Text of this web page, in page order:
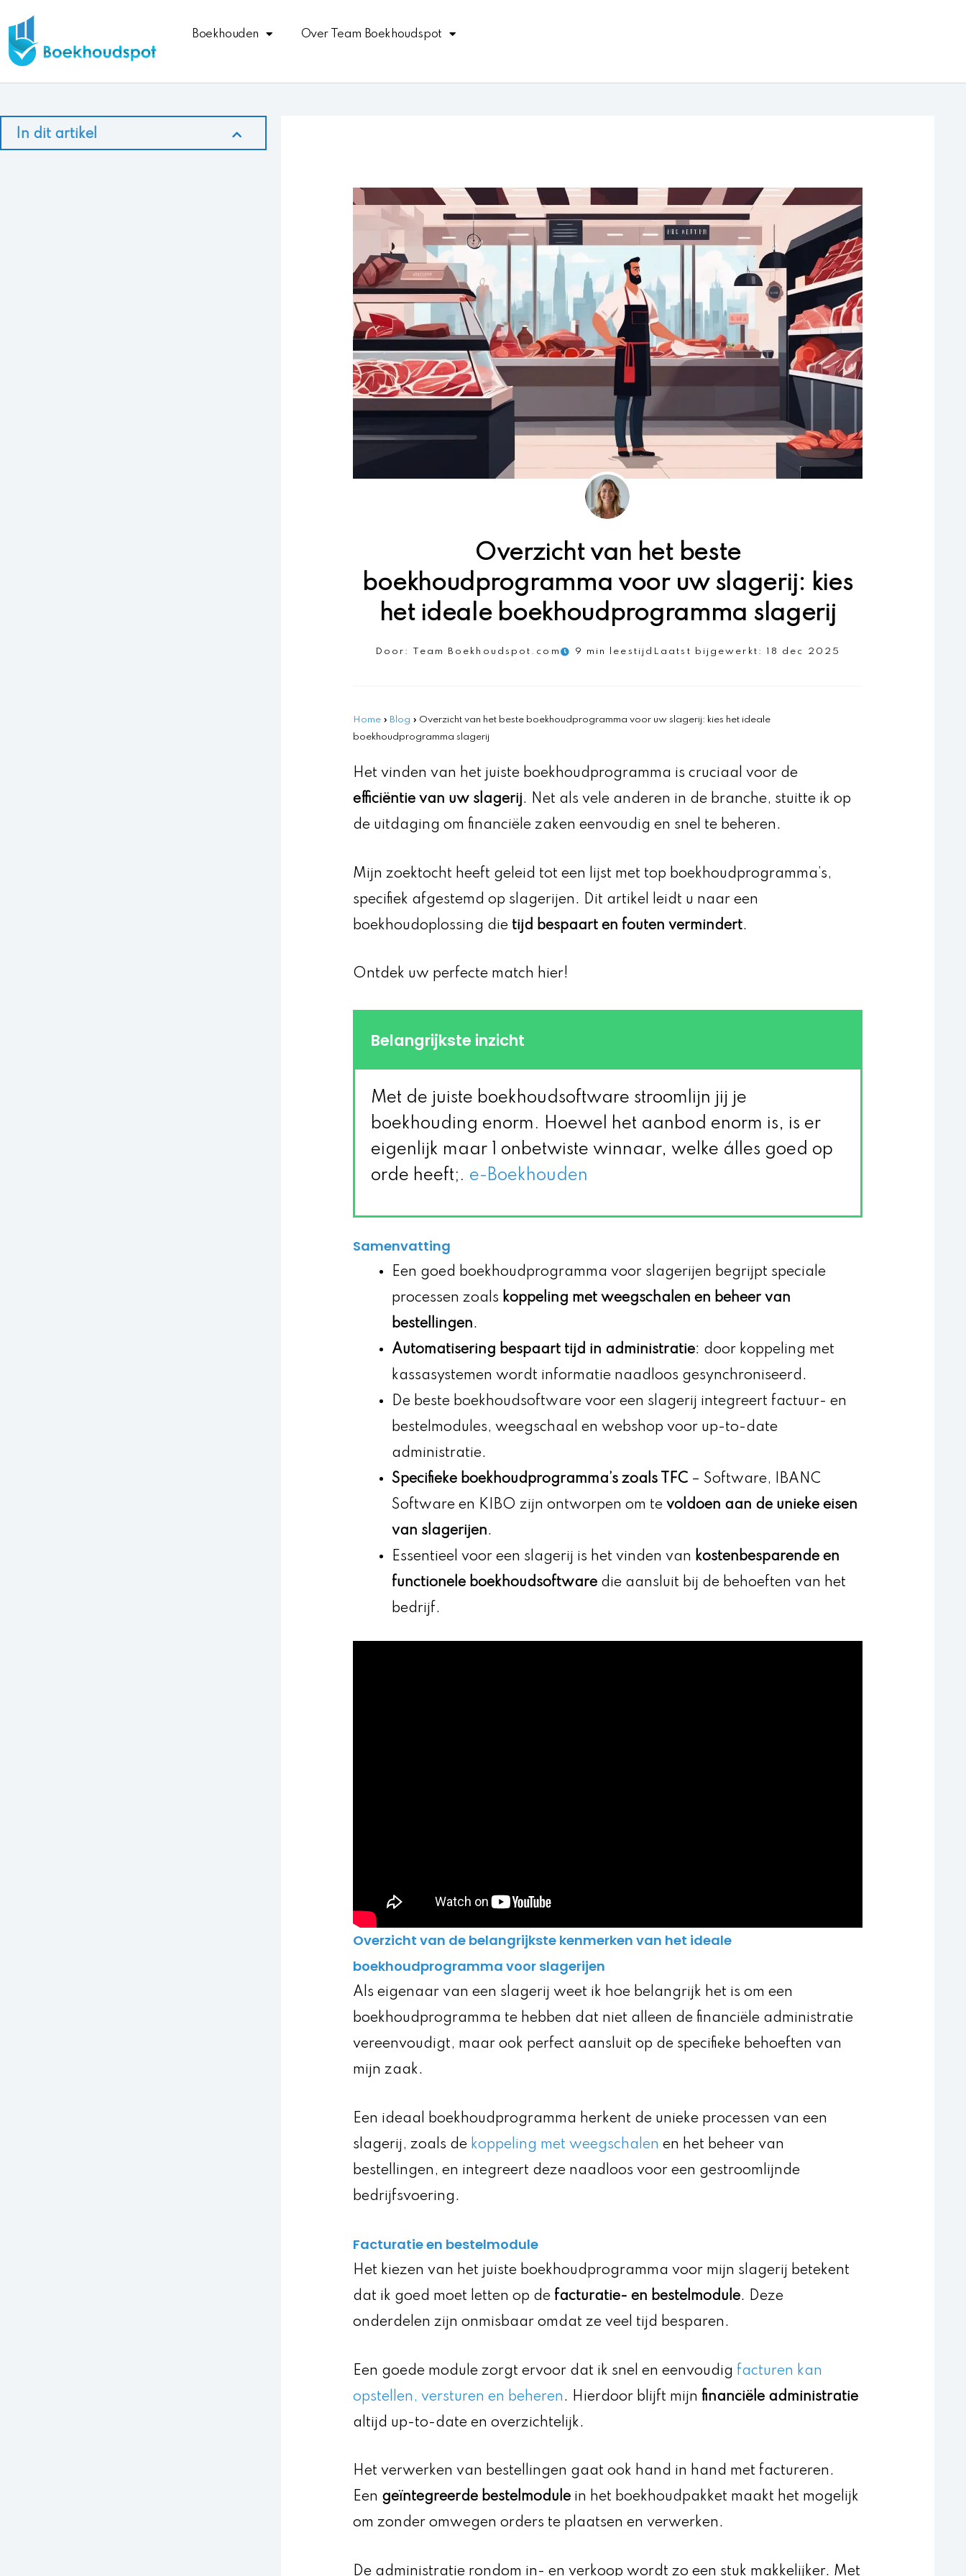
naar
de
inhoud
Boekhouden Over Team Boekhoudspot
In dit artikel
Overzicht van het beste
boekhoudprogramma voor uw slagerij: kies
het ideale boekhoudprogramma slagerij
Door: Team Boekhoudspot.com 9 min leestijd Laatst bijgewerkt: 18 dec 2025
Home » Blog » Overzicht van het beste boekhoudprogramma voor uw slagerij: kies het ideale
boekhoudprogramma slagerij
Het vinden van het juiste boekhoudprogramma is cruciaal voor de
efficiëntie van uw slagerij. Net als vele anderen in de branche, stuitte ik op
de uitdaging om financiële zaken eenvoudig en snel te beheren.
Mijn zoektocht heeft geleid tot een lijst met top boekhoudprogramma’s,
specifiek afgestemd op slagerijen. Dit artikel leidt u naar een
boekhoudoplossing die tijd bespaart en fouten vermindert.
Ontdek uw perfecte match hier!
Belangrijkste inzicht
Met de juiste boekhoudsoftware stroomlijn jij je
boekhouding enorm. Hoewel het aanbod enorm is, is er
eigenlijk maar 1 onbetwiste winnaar, welke álles goed op
orde heeft;. e-Boekhouden
Samenvatting
Een goed boekhoudprogramma voor slagerijen begrijpt speciale
processen zoals koppeling met weegschalen en beheer van
bestellingen.
Automatisering bespaart tijd in administratie: door koppeling met
kassasystemen wordt informatie naadloos gesynchroniseerd.
De beste boekhoudsoftware voor een slagerij integreert factuur- en
bestelmodules, weegschaal en webshop voor up-to-date
administratie.
Specifieke boekhoudprogramma’s zoals TFC – Software, IBANC
Software en KIBO zijn ontworpen om te voldoen aan de unieke eisen
van slagerijen.
Essentieel voor een slagerij is het vinden van kostenbesparende en
functionele boekhoudsoftware die aansluit bij de behoeften van het
bedrijf.
Overzicht van de belangrijkste kenmerken van het ideale
boekhoudprogramma voor slagerijen
Als eigenaar van een slagerij weet ik hoe belangrijk het is om een
boekhoudprogramma te hebben dat niet alleen de financiële administratie
vereenvoudigt, maar ook perfect aansluit op de specifieke behoeften van
mijn zaak.
Een ideaal boekhoudprogramma herkent de unieke processen van een
slagerij, zoals de koppeling met weegschalen en het beheer van
bestellingen, en integreert deze naadloos voor een gestroomlijnde
bedrijfsvoering.
Facturatie en bestelmodule
Het kiezen van het juiste boekhoudprogramma voor mijn slagerij betekent
dat ik goed moet letten op de facturatie- en bestelmodule. Deze
onderdelen zijn onmisbaar omdat ze veel tijd besparen.
Een goede module zorgt ervoor dat ik snel en eenvoudig facturen kan
opstellen, versturen en beheren . Hierdoor blijft mijn financiële administratie
altijd up-to-date en overzichtelijk.
Het verwerken van bestellingen gaat ook hand in hand met factureren.
Een geïntegreerde bestelmodule in het boekhoudpakket maakt het mogelijk
om zonder omwegen orders te plaatsen en verwerken.
De administratie rondom in- en verkoop wordt zo een stuk makkelijker. Met